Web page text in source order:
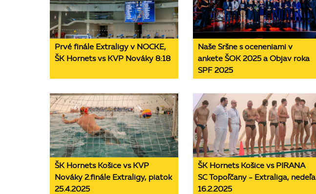
Prvé finále Extraligy v NOCKE,
ŠK Hornets vs KVP Nováky 8:18
Naše Sršne s oceneniami v
ankete ŠOK 2025 a Objav roka
SPF 2025
ŠK Hornets Košice vs KVP
Nováky 2.finále Extraligy, piatok
25.4.2025
ŠK Hornets Košice vs PIRANA
SC Topoľčany - Extraliga, nedeľa
16.2.2025